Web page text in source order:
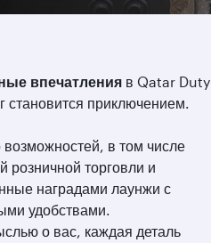
впечатления в Qatar Duty
становится приключением.
в том числе
розничной торговли и
наградами лаунжи с
удобствами.
о вас, каждая деталь